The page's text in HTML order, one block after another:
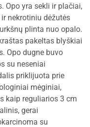
Opo yra sekli ir plačiai,
nekrotiniu dėžutės
plinta nuo opalo.
pakeltas blyškiai
Opo dugne buvo
su neseniai
priklijuota prie
mėginiai,
kaip reguliarios 3 cm
gerai
su